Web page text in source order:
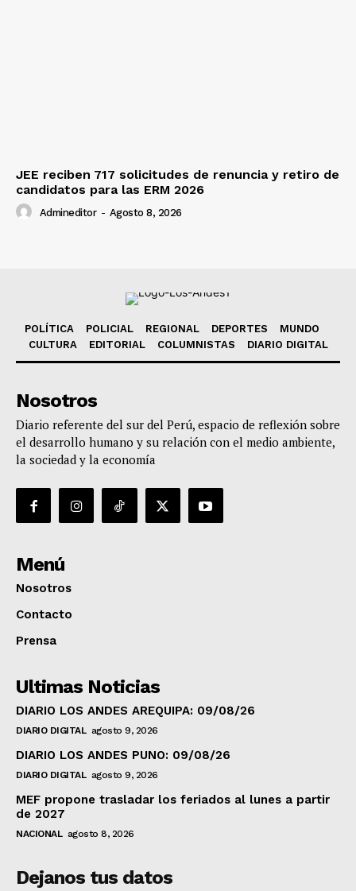
JEE reciben 717 solicitudes de renuncia y retiro de
candidatos para las ERM 2026
Admineditor - Agosto 8, 2026
POLÍTICA POLICIAL REGIONAL DEPORTES
MUNDO
CULTURA
EDITORIAL COLUMNISTAS DIARIO DIGITAL
Nosotros
Diario referente del sur del Perú, espacio de reflexión sobre
el desarrollo humano y su relación con el medio ambiente,
la sociedad y la economía
Menú
Nosotros
Contacto
Prensa
Ultimas Noticias
DIARIO LOS ANDES AREQUIPA: 09/08/26
DIARIO DIGITAL agosto 9, 2026
DIARIO LOS ANDES PUNO: 09/08/26
DIARIO DIGITAL agosto 9, 2026
MEF propone trasladar los feriados al lunes a partir
de 2027
NACIONAL agosto 8, 2026
Dejanos tus datos